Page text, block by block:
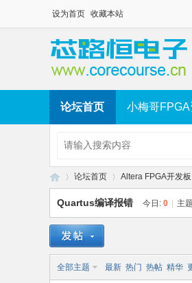
设为首页 收藏本站
论坛首页 小梅哥
»
论坛首页 Altera FPGA开发板
Quartus编译报错 今日: 0 主
全部主题 最新 热门 热帖 精华